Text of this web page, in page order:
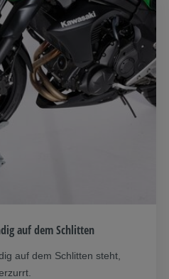
auf dem Schlitten
auf dem Schlitten steht,